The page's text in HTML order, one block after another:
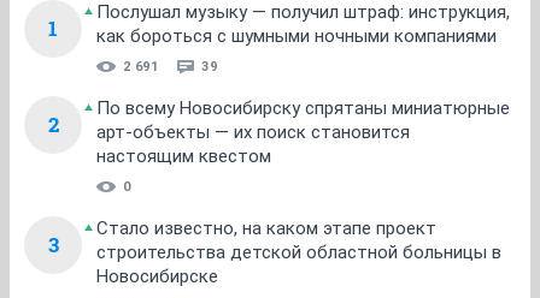
1
Послушал музыку — получил штраф: инструкция,
как бороться с шумными ночными компаниями
2 691 39
2
По всему Новосибирску спрятаны миниатюрные
арт-объекты — их поиск становится
настоящим квестом
0
3
Стало известно, на каком этапе проект
строительства детской областной больницы в
Новосибирске